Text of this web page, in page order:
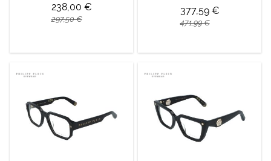
238,00 €
297,50 €
377,59 €
471,99 €